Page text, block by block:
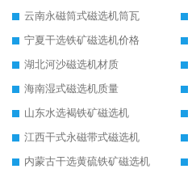
云南永磁筒式磁选机筒瓦
宁夏干选铁矿磁选机价格
湖北河沙磁选机材质
海南湿式磁选机质量
山东水选褐铁矿磁选机
江西干式永磁带式磁选机
内蒙古干选黄硫铁矿磁选机